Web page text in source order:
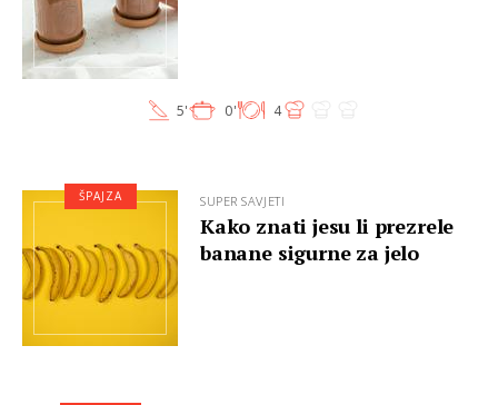
5' 0' 4
SUPER SAVJETI
Kako znati jesu li prezrele
banane sigurne za jelo
ŠPAJZA